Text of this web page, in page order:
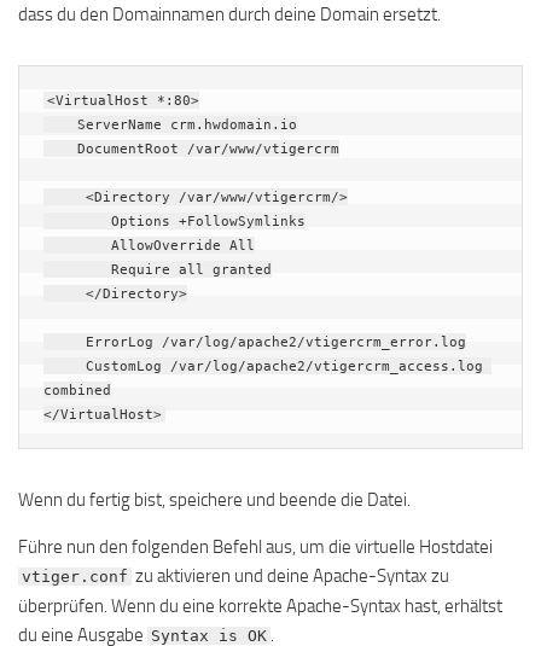
dass du den Domainnamen durch deine Domain ersetzt.
<VirtualHost *:80>
combined
Wenn du fertig bist, speichere und beende die Datei.
Führe nun den folgenden Befehl aus, um die virtuelle Hostdatei
vtiger.conf zu aktivieren und deine Apache-Syntax zu
überprüfen. Wenn du eine korrekte Apache-Syntax hast, erhältst
du eine Ausgabe Syntax is OK